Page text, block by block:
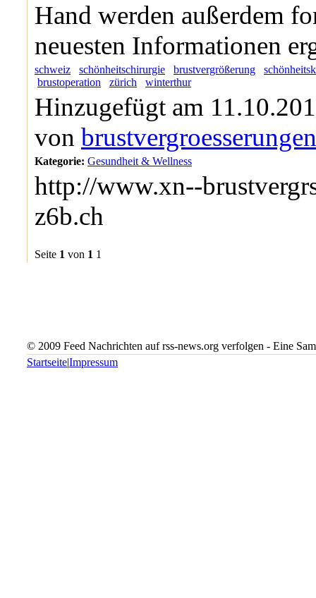
Hand werden außerdem
neuesten Informationen
schweiz schönheitschirurgie brustvergrößerung
brustoperation
zürich winterthur
Hinzugefügt am
von brustvergroesserungen
Kategorie: Gesundheit & Wellness
http://www.xn--
z6b.ch
Seite 1 von 1 1
© 2009 Feed Nachrichten auf rss-news.org verfolgen - Eine
Startseite|Impressum